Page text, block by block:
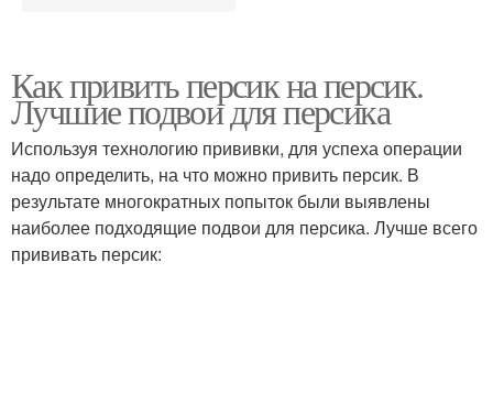
Как привить персик на персик.
Лучшие подвои для персика
Используя технологию прививки, для успеха операции
надо определить, на что можно привить персик. В
результате многократных попыток были выявлены
наиболее подходящие подвои для персика. Лучше всего
прививать персик: